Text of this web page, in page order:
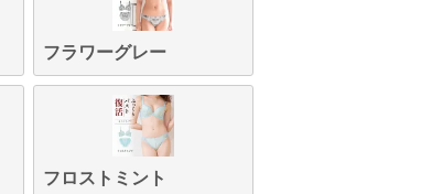
フラワーグレー
フロストミント